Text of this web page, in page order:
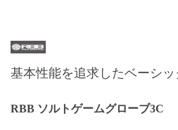
RBB ソルトゲームグローブ3C
基本性能を追求したベーシ